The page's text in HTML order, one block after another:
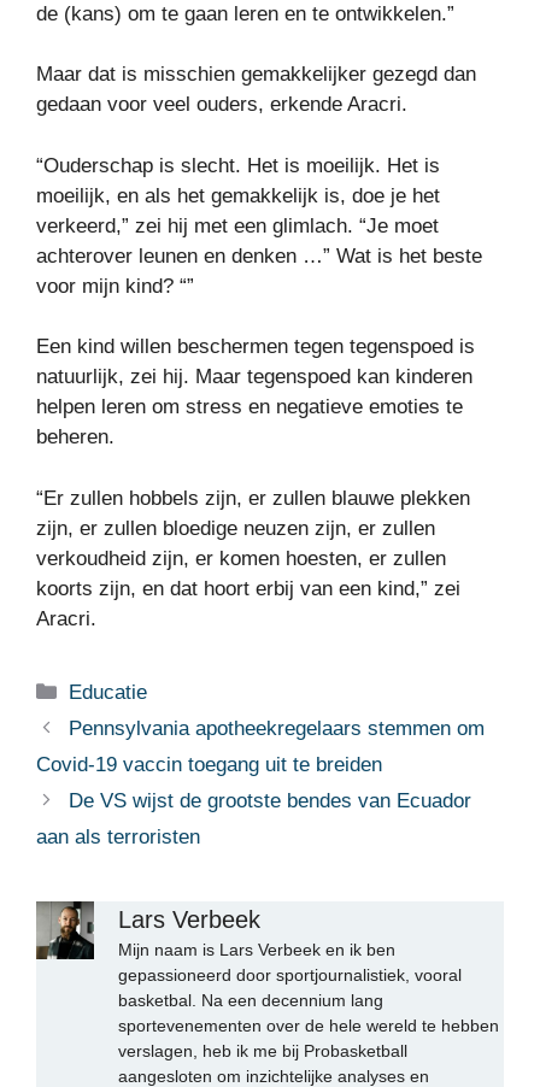
de (kans) om te gaan leren en te ontwikkelen.”
Maar dat is misschien gemakkelijker gezegd dan
gedaan voor veel ouders, erkende Aracri.
“Ouderschap is slecht. Het is moeilijk. Het is
moeilijk, en als het gemakkelijk is, doe je het
verkeerd,” zei hij met een glimlach. “Je moet
achterover leunen en denken …” Wat is het beste
voor mijn kind? “”
Een kind willen beschermen tegen tegenspoed is
natuurlijk, zei hij. Maar tegenspoed kan kinderen
helpen leren om stress en negatieve emoties te
beheren.
“Er zullen hobbels zijn, er zullen blauwe plekken
zijn, er zullen bloedige neuzen zijn, er zullen
verkoudheid zijn, er komen hoesten, er zullen
koorts zijn, en dat hoort erbij van een kind,” zei
Aracri.
Categorieën
Educatie
Pennsylvania apotheekregelaars stemmen om
Covid-19 vaccin toegang uit te breiden
De VS wijst de grootste bendes van Ecuador
aan als terroristen
Lars Verbeek
Mijn naam is Lars Verbeek en ik ben
gepassioneerd door sportjournalistiek, vooral
basketbal. Na een decennium lang
sportevenementen over de hele wereld te hebben
verslagen, heb ik me bij Probasketball
aangesloten om inzichtelijke analyses en